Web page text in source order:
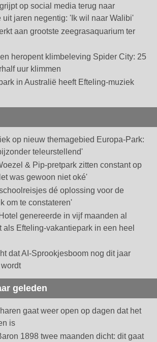
op social media terug naar
jaren negentig: 'Ik wil naar Walibi'
aan grootste zeegrasaquarium ter
heropent klimbeleving Spider City: 25
uur klimmen
in Australië heeft Efteling-muziek
op nieuw themagebied Europa-Park:
teleurstellend'
& Pip-pretpark zitten constant op
was gewoon niet oké'
dé oplossing voor de
om te constateren'
genereerde in vijf maanden al
als Efteling-vakantiepark in een heel
dat AI-Sprookjesboom nog dit jaar
geleden
gaat weer open op dagen dat het
is
1898 twee maanden dicht: dit gaat